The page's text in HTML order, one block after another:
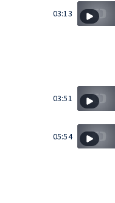
03:13
03:51
05:54